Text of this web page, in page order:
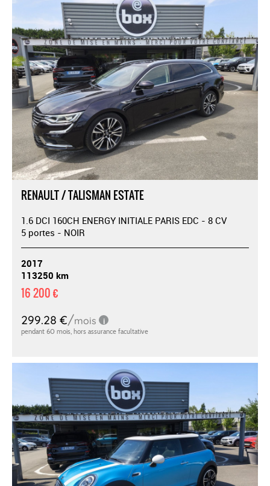
RENAULT / TALISMAN ESTATE
1.6 DCI 160CH ENERGY INITIALE PARIS EDC - 8 CV
5 portes - NOIR
2017
113250 km
16 200 €